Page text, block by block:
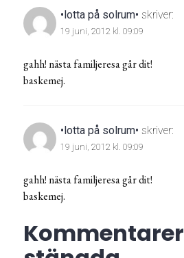
•lotta på solrum• skriver:
19 juni, 2012 kl. 09:09
gahh! nästa familjeresa går dit!
baskemej.
•lotta på solrum• skriver:
19 juni, 2012 kl. 09:09
gahh! nästa familjeresa går dit!
baskemej.
Kommentarer